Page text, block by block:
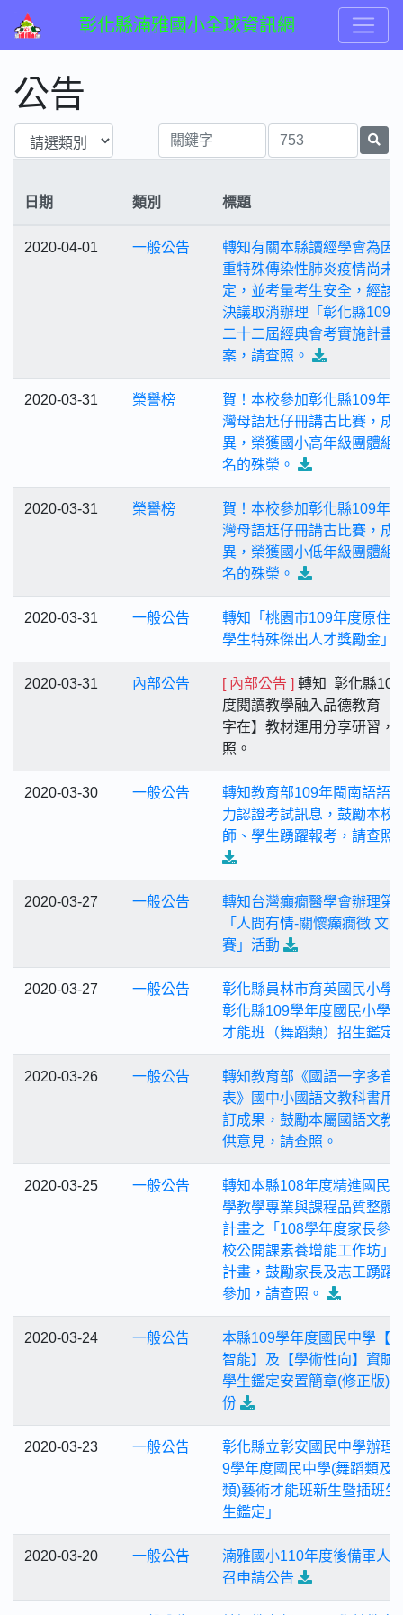
彰化縣湳雅國小全球資訊網
公告
日期 類別 標題
2020-04-01 一般公告
轉知有關本縣讀經學會為因
重特殊傳染性肺炎疫情尚未
定，並考量考生安全，經該
決議取消辦理「彰化縣109
二十二屆經典會考實施計畫
案，請查照。
2020-03-31 榮譽榜
賀！本校參加彰化縣109年
灣母語尪仔冊講古比賽，成
異，榮獲國小高年級團體組
名的殊榮。
2020-03-31 榮譽榜
賀！本校參加彰化縣109年
灣母語尪仔冊講古比賽，成
異，榮獲國小低年級團體組
名的殊榮。
2020-03-31 一般公告
轉知「桃園市109年度原住
學生特殊傑出人才獎勵金」
2020-03-31 內部公告 [ 內部公告 ] 轉知 彰化縣
度閱讀教學融入品德教育【
字在】教材運用分享研習，
照。
2020-03-30 一般公告
轉知教育部109年閩南語語
力認證考試訊息，鼓勵本校
師、學生踴躍報考，請查照
2020-03-27 一般公告
轉知台灣癲癇醫學會辦理第
「人間有情-關懷癲癇徵 文比
賽」活動
2020-03-27 一般公告
彰化縣員林市育英國民小學
彰化縣109學年度國民小學
才能班（舞蹈類）招生鑑定
2020-03-26 一般公告
轉知教育部《國語一字多音
表》國中小國語文教科書用
訂成果，鼓勵本屬國語文教
供意見，請查照。
2020-03-25 一般公告
轉知本縣108年度精進國民
學教學專業與課程品質整體
計畫之「108學年度家長參
校公開課素養增能工作坊」
計畫，鼓勵家長及志工踴躍
參加，請查照。
2020-03-24 一般公告
本縣109學年度國民中學【
智能】及【學術性向】資賦
學生鑑定安置簡章(修正版)
份
2020-03-23 一般公告
彰化縣立彰安國民中學辦理
9學年度國民中學(舞蹈類及
類)藝術才能班新生暨插班生
生鑑定」
2020-03-20 一般公告
湳雅國小110年度後備軍人
召申請公告